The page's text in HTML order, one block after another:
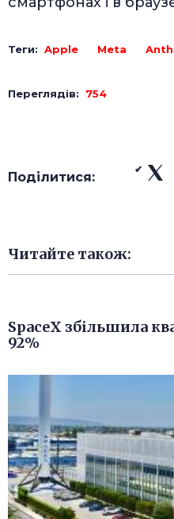
Теги: Apple Meta
Переглядів: 754
Поділитися:
Читайте також:
SpaceX збільшила
92%